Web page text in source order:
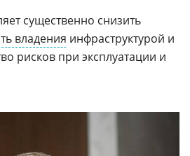
существенно снизить
владения инфраструктурой и
рисков при эксплуатации и